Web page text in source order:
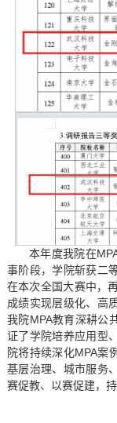
本年度我院在
事阶段，学院斩获二
在本次全国大赛中，
成绩实现层级化、高
我院MPA教育深耕公
证了学院培养应用型
院将持续深化MPA案
基层治理、城市服务
赛促教、以赛促建，